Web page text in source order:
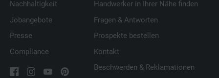
Nachhaltigkeit
Jobangebote
Presse
Compliance
Handwerker in Ihrer Nähe finden
Fragen & Antworten
Prospekte bestellen
Kontakt
Beschwerden & Reklamationen
Anbieter
Zweck
Wird verwendet, um Besucher auf
mehreren Webseiten zu verfolgen, um
relevante Werbung basierend auf den